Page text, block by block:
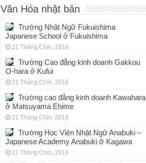
Văn Hóa nhật bản
Trường Nhật Ngữ Fukuishima
Japanese School ở Fukuishima
21 Tháng Chín, 2016
Trường Cao đẳng kinh doanh Gakkou
O-hara ở Kufui
21 Tháng Chín, 2016
Trường cao đẳng kinh doanh Kawahara
ở Matsuyama Ehime
21 Tháng Chín, 2016
Trường Học Viện Nhật Ngữ Anabuki –
Japanese Academy Anabuki ở Kagawa
21 Tháng Chín, 2016